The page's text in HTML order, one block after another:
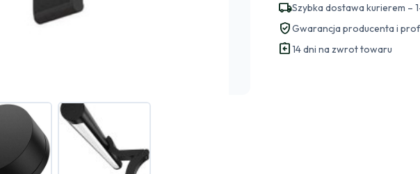
Xiaomi
Mi
Computer
local_shippingSzybka dostawa kurierem –
verified_userGwarancja producenta i
assignment_return14 dni na zwrot towaru